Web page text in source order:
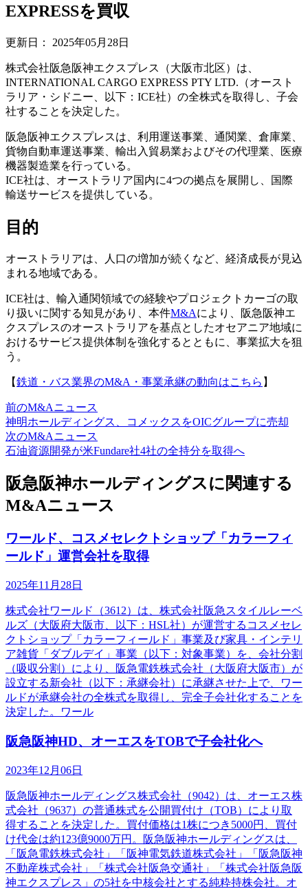
EXPRESSを買収
更新日： 2025年05月28日
株式会社阪急阪神エクスプレス（大阪市北区）は、
INTERNATIONAL CARGO EXPRESS PTY LTD.（オースト
ラリア・シドニー、以下：ICE社）の全株式を取得し、子会
社することを決定した。
阪急阪神エクスプレスは、利用運送事業、通関業、倉庫業、
貨物自動車運送事業、輸出入貿易業およびその代理業、医療
機器製造業を行っている。
ICE社は、オーストラリア国内に4つの拠点を展開し、国際
輸送サービスを提供している。
目的
オーストラリアは、人口の増加が続くなど、経済成長が見込
まれる地域である。
ICE社は、輸入通関領域での経験やプロジェクトカーゴの取
り扱いに関する知見があり、本件M&Aにより、阪急阪神エ
クスプレスのオーストラリアを基点としたオセアニア地域に
おけるサービス提供体制を強化するとともに、事業拡大を狙
う。
【鉄道・バス業界のM&A・事業承継の動向はこちら 】
前のM&Aニュース
神明ホールディングス、コメックスをOICグループに売却
次のM&Aニュース
石油資源開発が米Fundare社4社の全持分を取得へ
阪急阪神ホールディングスに関連する
M&Aニュース
ワールド、コスメセレクトショップ「カラーフィ
ールド」運営会社を取得
2025年11月28日
株式会社ワールド（3612）は、株式会社阪急スタイルレーベ
ルズ（大阪府大阪市、以下：HSL社）が運営するコスメセレ
クトショップ「カラーフィールド」事業及び家具・インテリ
ア雑貨「ダブルデイ」事業（以下：対象事業）を、会社分割
（吸収分割）により、阪急電鉄株式会社（大阪府大阪市）が
設立する新会社（以下：承継会社）に承継させた上で、ワー
ルドが承継会社の全株式を取得し、完全子会社化することを
決定した。ワール
阪急阪神HD、オーエスをTOBで子会社化へ
2023年12月06日
阪急阪神ホールディングス株式会社（9042）は、オーエス株
式会社（9637）の普通株式を公開買付け（TOB）により取
得することを決定した。買付価格は1株につき5000円、買付
け代金は約123億9000万円。阪急阪神ホールディングスは、
「阪急電鉄株式会社」「阪神電気鉄道株式会社」「阪急阪神
不動産株式会社」「株式会社阪急交通社」「株式会社阪急阪
神エクスプレス」の5社を中核会社とする純粋持株会社。オ